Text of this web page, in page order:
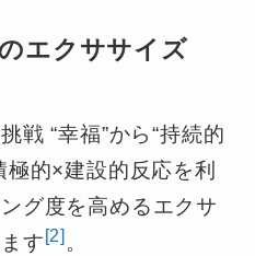
エクササイズ
戦 “幸福”から“持続的
的×建設的反応を利
グ度を高めるエクサ
す [2] 。